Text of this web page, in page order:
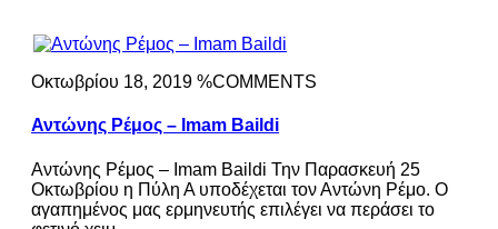
Οκτωβρίου 18, 2019 %COMMENTS
Αντώνης Ρέμος – Imam Baildi
Αντώνης Ρέμος – Imam Baildi Την Παρασκευή 25
Οκτωβρίου η Πύλη Α υποδέχεται τον Αντώνη Ρέμο. Ο
αγαπημένος μας ερμηνευτής επιλέγει να περάσει το